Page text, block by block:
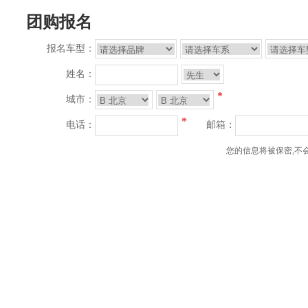
团购报名
报名车型：
姓名：
城市： *
电话： * 邮箱：
您的信息将被保密,不